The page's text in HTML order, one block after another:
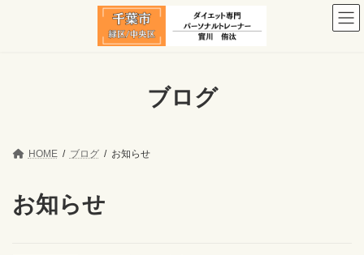
ブログ
HOME ブログ お知らせ
お知らせ